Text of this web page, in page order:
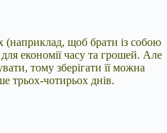
(наприклад, щоб брати із собою
економії часу та грошей. Але
тому зберігати її можна
трьох-чотирьох днів.